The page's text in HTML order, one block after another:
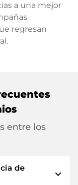
a una mejor
regresan
entre los
de
expand_more